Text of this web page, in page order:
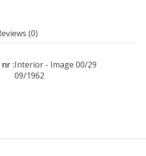
(0)
:Interior - Image 00/29
09/1962